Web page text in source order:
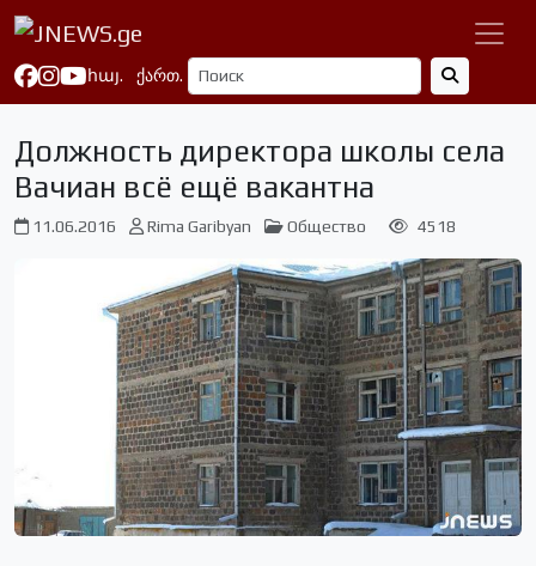
հայ. ქართ.
Должность директора школы села
Вачиан всё ещё вакантна
11.06.2016 Rima Garibyan Общество 4518